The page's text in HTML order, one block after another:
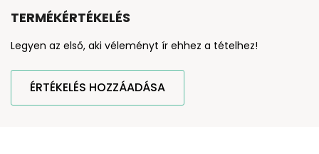
TERMÉKÉRTÉKELÉS
Legyen az első, aki véleményt ír ehhez a tételhez!
ÉRTÉKELÉS HOZZÁADÁSA